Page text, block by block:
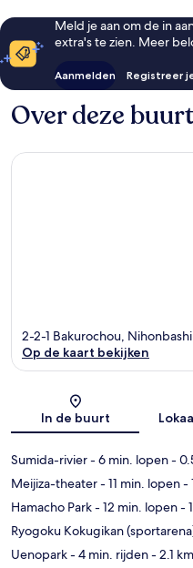
Meld je aan om de in
extra's te zien. Meer
Aanmelden Registreer
Over deze buurt
2-2-1 Bakurochou,
Op de kaart bekijken
In de buurt
Sumida-rivier- 6 min. lopen-
Meijiza-theater- 11 min. lopen-
Hamacho Park- 12 min. lopen-
Ryogoku Kokugikan
Uenopark- 4 min. rijden- 2.1 km